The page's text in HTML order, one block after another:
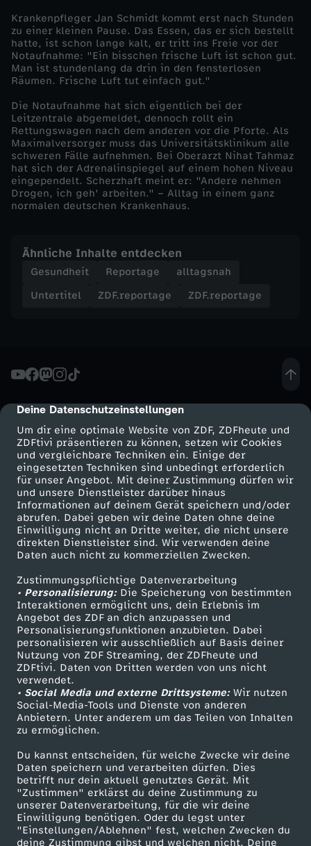
cmp-dialog-description
Deine Datenschutzeinstellungen
Um dir eine optimale Website von ZDF, ZDFheute und
ZDFtivi präsentieren zu können, setzen wir Cookies
und vergleichbare Techniken ein. Einige der
eingesetzten Techniken sind unbedingt erforderlich
für unser Angebot. Mit deiner Zustimmung dürfen wir
und unsere Dienstleister darüber hinaus
Informationen auf deinem Gerät speichern und/oder
abrufen. Dabei geben wir deine Daten ohne deine
Einwilligung nicht an Dritte weiter, die nicht unsere
direkten Dienstleister sind. Wir verwenden deine
Daten auch nicht zu kommerziellen Zwecken.
Zustimmungspflichtige Datenverarbeitung
• Personalisierung:Die Speicherung von bestimmten
Interaktionen ermöglicht uns, dein Erlebnis im
Angebot des ZDF an dich anzupassen und
Personalisierungsfunktionen anzubieten. Dabei
personalisieren wir ausschließlich auf Basis deiner
Nutzung von ZDF Streaming, der ZDFheute und
ZDFtivi. Daten von Dritten werden von uns nicht
verwendet.
• Social Media und externe Drittsysteme:Wir nutzen
Social-Media-Tools und Dienste von anderen
Anbietern. Unter anderem um das Teilen von Inhalten
zu ermöglichen.
Du kannst entscheiden, für welche Zwecke wir deine
Daten speichern und verarbeiten dürfen. Dies
betrifft nur dein aktuell genutztes Gerät. Mit
"Zustimmen" erklärst du deine Zustimmung zu
unserer Datenverarbeitung, für die wir deine
Einwilligung benötigen. Oder du legst unter
"Einstellungen/Ablehnen" fest, welchen Zwecken du
deine Zustimmung gibst und welchen nicht. Deine
Krankenpfleger Jan Schmidt kommt erst nach Stunden
zu einer kleinen Pause. Das Essen, das er sich bestellt
hatte, ist schon lange kalt, er tritt ins Freie vor der
Notaufnahme: "Ein bisschen frische Luft ist schon gut.
Man ist stundenlang da drin in den fensterlosen
Räumen. Frische Luft tut einfach gut."
Die Notaufnahme hat sich eigentlich bei der
Leitzentrale abgemeldet, dennoch rollt ein
Rettungswagen nach dem anderen vor die Pforte. Als
Maximalversorger muss das Universitätsklinikum alle
schweren Fälle aufnehmen. Bei Oberarzt Nihat Tahmaz
hat sich der Adrenalinspiegel auf einem hohen Niveau
eingependelt. Scherzhaft meint er: "Andere nehmen
Drogen, ich geh' arbeiten." – Alltag in einem ganz
normalen deutschen Krankenhaus.
Ähnliche Inhalte entdecken
Gesundheit Reportage
alltagsnah
Untertitel
ZDF.reportage ZDF.reportage
Mehr ZDF
ZDF-Apps
Smart TV
ZDFtext
Livestreams
Sendungen A-Z
TV-Programm
Service
ZDFmitreden
Kontakt zum ZDF
Tickets
Zuschauerservice
Hilfe
ZDF Unternehmen
Karriere
ZDF goes Schule
Werbefernsehen
Mainzelmännchen